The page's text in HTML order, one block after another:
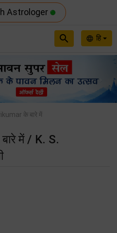
Astrologer
language हि
search
के बारे में
में / K. S.